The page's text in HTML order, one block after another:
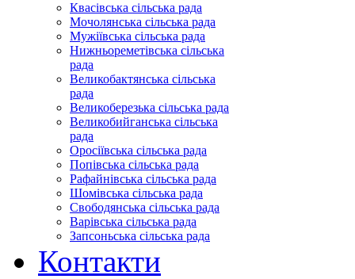
Квасівська сільська рада
Мочолянська сільська рада
Мужіївська сільська рада
Нижньореметівська сільська
рада
Великобактянська сільська
рада
Великоберезька сільська рада
Великобийганська сільська
рада
Оросіївська сільська рада
Попівська сільська рада
Рафайнівська сільська рада
Шомівська сільська рада
Свободянська сільська рада
Варівська сільська рада
Запсоньська сільська рада
Контакти